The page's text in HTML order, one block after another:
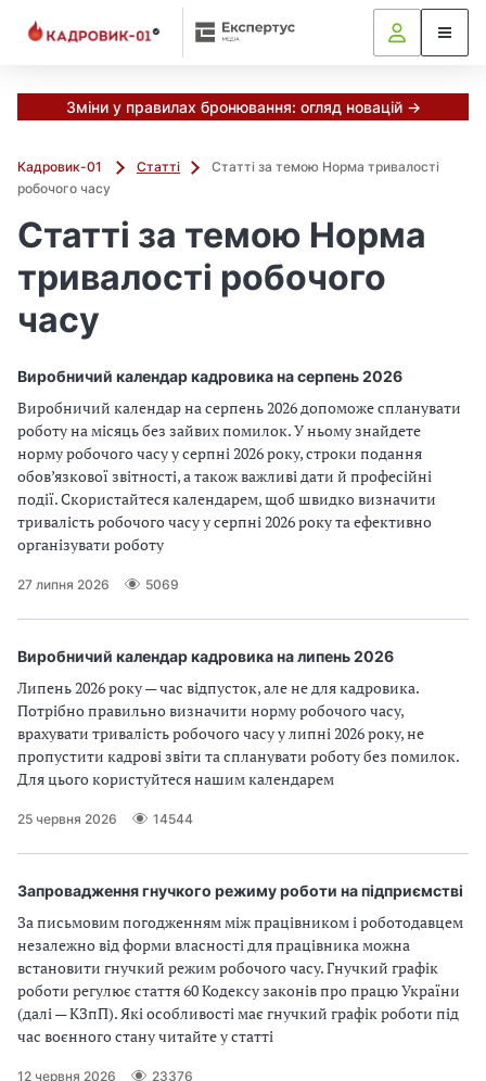
Зміни у правилах бронювання: огляд новацій →
Кадровик-01 Статті
Статті за темою Норма тривалості
робочого часу
Статті за темою Норма
тривалості робочого
часу
Виробничий календар кадровика на серпень 2026
Виробничий календар на серпень 2026 допоможе спланувати
роботу на місяць без зайвих помилок. У ньому знайдете
норму робочого часу у серпні 2026 року, строки подання
обов’язкової звітності, а також важливі дати й професійні
події. Скористайтеся календарем, щоб швидко визначити
тривалість робочого часу у серпні 2026 року та ефективно
організувати роботу
27 липня 2026 5069
Виробничий календар кадровика на липень 2026
Липень 2026 року — час відпусток, але не для кадровика.
Потрібно правильно визначити норму робочого часу,
врахувати тривалість робочого часу у липні 2026 року, не
пропустити кадрові звіти та спланувати роботу без помилок.
Для цього користуйтеся нашим календарем
25 червня 2026 14544
Запровадження гнучкого режиму роботи на підприємстві
За письмовим погодженням між працівником і роботодавцем
незалежно від форми власності для працівника можна
встановити гнучкий режим робочого часу. Гнучкий графік
роботи регулює стаття 60 Кодексу законів про працю України
(далі — КЗпП). Які особливості має гнучкий графік роботи під
час воєнного стану читайте у статті
12 червня 2026 23376